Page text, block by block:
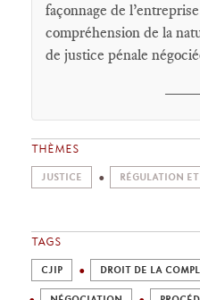
façonnage de
compréhension de la
de justice pénale
THÈMES
JUSTICE RÉGULATION
TAGS
CJIP DROIT DE LA